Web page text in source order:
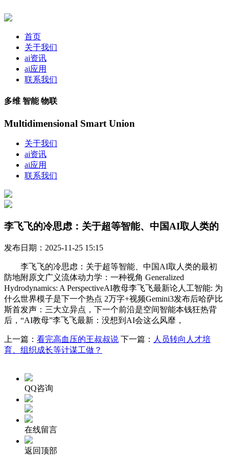
首页
关于我们
ai资讯
ai应用
联系我们
多维 智能 物联
Multidimensional Smart Union
关于我们
ai资讯
ai应用
联系我们
李飞飞的冷思虑：关于超等智能、中国AI取人类的
发布日期：2025-11-25 15:15
李飞飞的冷思虑：关于超等智能、中国AI取人类的最初
防地附原文广义流体动力学：一种视角 Generalized
Hydrodynamics: A PerspectiveAI教母李飞飞最新论人工智能: 为
什么世界模子是下一个热点 2万字+视频Gemini3发布后哈萨比
斯首发声：三大立异点，下一个前沿是空间智能本钱狂热背
后，“AI教母”李飞飞最新：没想到AI会这么风靡，
上一篇： 看完高血压的王叔叔说 下一篇： 人员转向人才培
育、组织成长等计谋工做？
QQ咨询
在线留言
返回顶部